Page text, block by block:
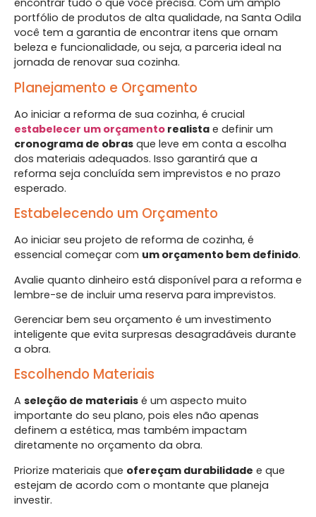
encontrar tudo o que você precisa. Com um amplo
portfólio de produtos de alta qualidade, na Santa Odila
você tem a garantia de encontrar itens que ornam
beleza e funcionalidade, ou seja, a parceria ideal na
jornada de renovar sua cozinha.
Planejamento e Orçamento
Ao iniciar a reforma de sua cozinha, é crucial
estabelecer um orçamento realista e definir um
cronograma de obras que leve em conta a escolha
dos materiais adequados. Isso garantirá que a
reforma seja concluída sem imprevistos e no prazo
esperado.
Estabelecendo um Orçamento
Ao iniciar seu projeto de reforma de cozinha, é
essencial começar com um orçamento bem definido.
Avalie quanto dinheiro está disponível para a reforma e
lembre-se de incluir uma reserva para imprevistos.
Gerenciar bem seu orçamento é um investimento
inteligente que evita surpresas desagradáveis durante
a obra.
Escolhendo Materiais
A seleção de materiais é um aspecto muito
importante do seu plano, pois eles não apenas
definem a estética, mas também impactam
diretamente no orçamento da obra.
Priorize materiais que ofereçam durabilidade e que
estejam de acordo com o montante que planeja
investir.